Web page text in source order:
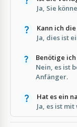
Ja, Sie
Kann ich
Ja, dies ist
Benötige
Nein, es ist
Anfänger.
Hat es ein
Ja, es ist